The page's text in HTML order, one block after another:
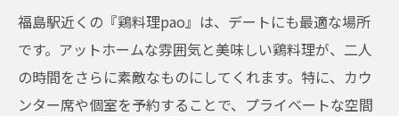
福島駅近くの『鶏料理pao』は、デートにも最適な場所
です。アットホームな雰囲気と美味しい鶏料理が、二人
の時間をさらに素敵なものにしてくれます。特に、カウ
ンター席や個室を予約することで、プライベートな空間